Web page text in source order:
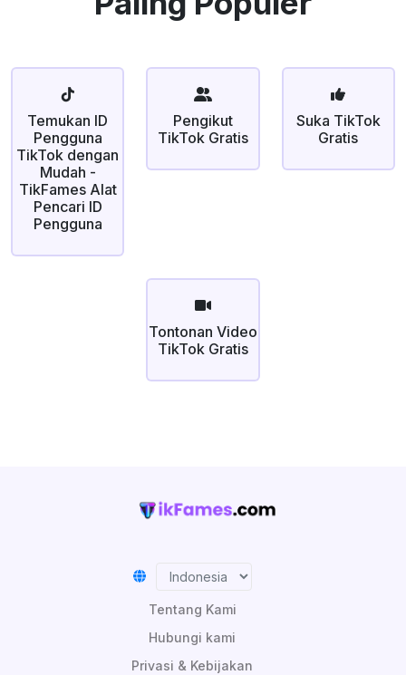
Temukan ID
Pengguna
TikTok dengan
Mudah -
TikFames Alat
Pencari ID
Pengguna
Pengikut
TikTok Gratis
Suka TikTok
Gratis
Tontonan Video
TikTok Gratis
Tentang Kami
Hubungi kami
Privasi & Kebijakan